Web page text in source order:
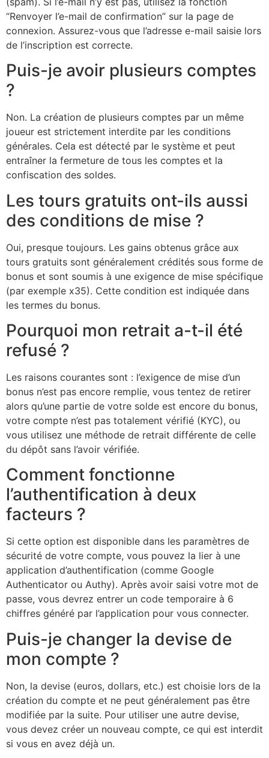
“Renvoyer l’e-mail de confirmation” sur la page de
connexion. Assurez-vous que l’adresse e-mail saisie lors
de l’inscription est correcte.
Puis-je avoir plusieurs comptes
?
Non. La création de plusieurs comptes par un même
joueur est strictement interdite par les conditions
générales. Cela est détecté par le système et peut
entraîner la fermeture de tous les comptes et la
confiscation des soldes.
Les tours gratuits ont-ils aussi
des conditions de mise ?
Oui, presque toujours. Les gains obtenus grâce aux
tours gratuits sont généralement crédités sous forme de
bonus et sont soumis à une exigence de mise spécifique
(par exemple x35). Cette condition est indiquée dans
les termes du bonus.
Pourquoi mon retrait a-t-il été
refusé ?
Les raisons courantes sont : l’exigence de mise d’un
bonus n’est pas encore remplie, vous tentez de retirer
alors qu’une partie de votre solde est encore du bonus,
votre compte n’est pas totalement vérifié (KYC), ou
vous utilisez une méthode de retrait différente de celle
du dépôt sans l’avoir vérifiée.
Comment fonctionne
l’authentification à deux
facteurs ?
Si cette option est disponible dans les paramètres de
sécurité de votre compte, vous pouvez la lier à une
application d’authentification (comme Google
Authenticator ou Authy). Après avoir saisi votre mot de
passe, vous devrez entrer un code temporaire à 6
chiffres généré par l’application pour vous connecter.
Puis-je changer la devise de
mon compte ?
Non, la devise (euros, dollars, etc.) est choisie lors de la
création du compte et ne peut généralement pas être
modifiée par la suite. Pour utiliser une autre devise,
vous devez créer un nouveau compte, ce qui est interdit
si vous en avez déjà un.